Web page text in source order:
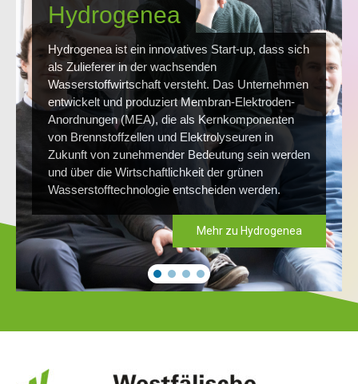
Hydrogenea
Hydrogenea ist ein innovatives Start-up, dass sich
als Zulieferer in der wachsenden
Wasserstoffwirtschaft versteht. Das Unternehmen
entwickelt und produziert Membran-Elektroden-
Anordnungen (MEA), die als Kernkomponenten
von Brennstoffzellen und Elektrolyseuren in
Zukunft von zunehmender Bedeutung sein werden
und über die Wirtschaftlichkeit der grünen
Wasserstofftechnologie entscheiden werden.
Mehr zu Hydrogenea